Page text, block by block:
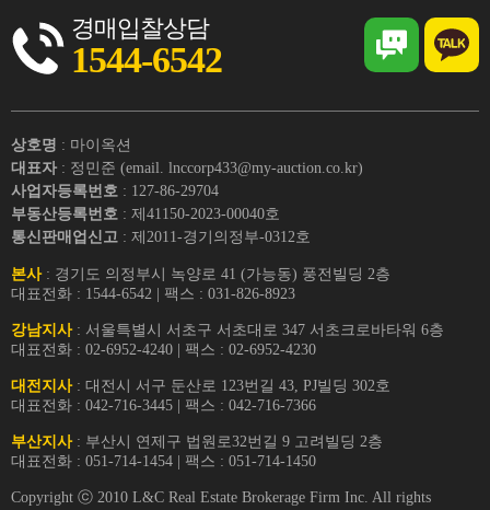
경매입찰상담
1544-6542
상호명 : 마이옥션
대표자 : 정민준 (email. lnccorp433@my-auction.co.kr)
사업자등록번호 : 127-86-29704
부동산등록번호 : 제41150-2023-00040호
통신판매업신고 : 제2011-경기의정부-0312호
본사: 경기도 의정부시 녹양로 41 (가능동) 풍전빌딩 2층
대표전화 : 1544-6542 | 팩스 : 031-826-8923
강남지사: 서울특별시 서초구 서초대로 347 서초크로바타워 6층
대표전화 : 02-6952-4240 | 팩스 : 02-6952-4230
대전지사: 대전시 서구 둔산로 123번길 43, PJ빌딩 302호
대표전화 : 042-716-3445 | 팩스 : 042-716-7366
부산지사: 부산시 연제구 법원로32번길 9 고려빌딩 2층
대표전화 : 051-714-1454 | 팩스 : 051-714-1450
Copyright ⓒ 2010 L&C Real Estate Brokerage Firm Inc. All rights